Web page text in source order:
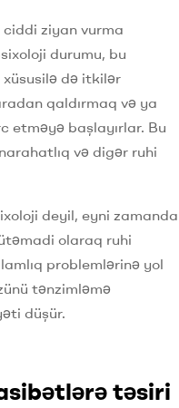
ziyan vurma
durumu, bu
də itkilər
qaldırmaq və ya
etməyə başlayırlar. Bu
və digər ruhi
deyil, eyni zamanda
olaraq ruhi
problemlərinə yol
tənzimləmə
düşür.
təsiri